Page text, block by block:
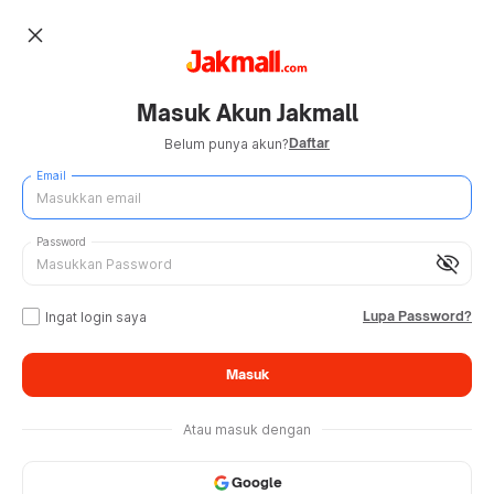
close
Masuk Akun Jakmall
Belum punya akun?Daftar
Email
visibility_off
Password
Ingat login saya Lupa Password?
Masuk
Atau masuk dengan
Google